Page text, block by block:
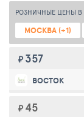
РОЗНИЧНЫЕ ЦЕНЫ
МОСКВА (+1)
₽ 357
ВОСТОК
₽ 45